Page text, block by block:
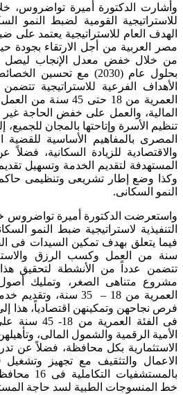
وأشارت الدكتورة أميرة تواضروس،
الهدف العام للاستراتيجية يعتمد على
مصر العربية من أجل الارتقاء بجودة
بحلول عام (2030) مع
الأهداف الفرعية للاستراتيجية
العمرية من 18 حتى 45
المالية، والعمل على خفض الحاجة
تنظيم الأسرة وإتاحتها بالمجان
المصرى بالمفاهيم الأساسية للقضية
والاقتصادية للزيادة السكانية،
المستهدفة لتقديم الخدمة وتسهيل تقديم
وكذا وضع إطار تشريعى وتنظيمى
النمو السكانى.
واستعرضت الدكتورة أميرة تواضروس
سنة من العمل وكسب الرزق
تتضمن عدداً من الأنشطة لتحقيق هذا
مشروع متناهى الصغر، وتمليك أصول
العمرية من 18 – 35
فرص نجاحهن وتمكينهن اقتصادياً، هذا
فى الفئة
الأمية الرقمية والشمول المالى،
الاستثمارية بكل محافظة، فضلاً عن
خط المنسوجات الطبية لسد حاجة